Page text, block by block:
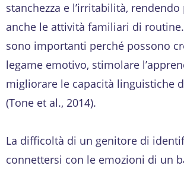
stanchezza e l’irritabilità,
anche le attività familiari di
sono importanti perché possono
legame emotivo, stimolare
migliorare le capacità linguistiche
(Tone et al., 2014).
La difficoltà di un genitore di
connettersi con le emozioni di un